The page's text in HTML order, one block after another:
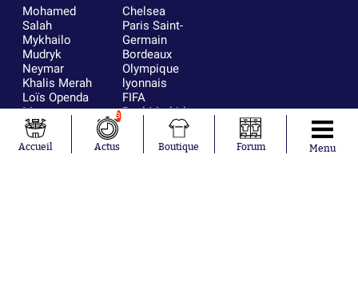
Mohamed
Salah
Mykhailo
Mudryk
Neymar
Khalis Merah
Loïs Openda
Moussa
Niakhaté
Nicolás
Tagliafico
Chelsea
Paris Saint-
Germain
Bordeaux
Olympique
lyonnais
FIFA
Real Madrid
RC Strasbourg
AC Milan
France
Accueil
3
Actus Boutique Forum Menu